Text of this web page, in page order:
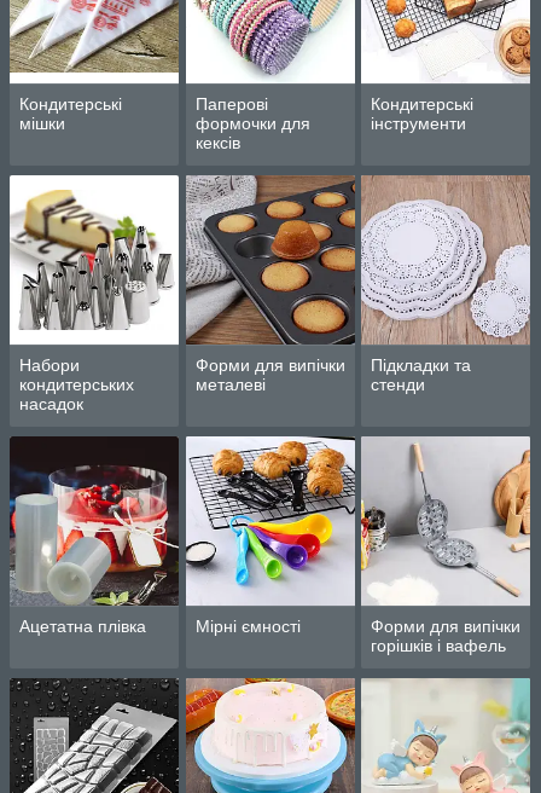
Кондитерські
мішки
Паперові
формочки для
кексів
Кондитерські
інструменти
Набори
кондитерських
насадок
Форми для випічки
металеві
Підкладки та
стенди
Ацетатна плівка Мірні ємності
Форми для випічки
горішків і вафель